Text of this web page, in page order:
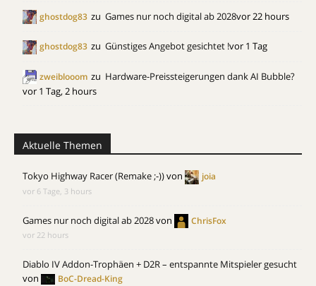
ghostdog83 zu Games nur noch digital ab 2028vor 22 hours
ghostdog83 zu Günstiges Angebot gesichtet !vor 1 Tag
zweiblooom zu Hardware-Preissteigerungen dank AI Bubble?
vor 1 Tag, 2 hours
Aktuelle Themen
Tokyo Highway Racer (Remake ;-))von joia
vor 6 Tage, 3 hours
Games nur noch digital ab 2028von ChrisFox
vor 22 hours
Diablo IV Addon-Trophäen + D2R – entspannte Mitspieler gesucht
von
BoC-Dread-King